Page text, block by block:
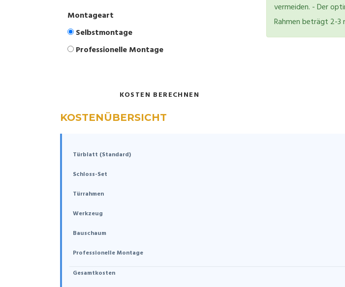
Montageart
Selbstmontage
Professionelle Montage
KOSTEN BERECHNEN
vermeiden. - Der
Rahmen beträgt 2-3
KOSTENÜBERSICHT
Türblatt (Standard)
Schloss-Set
Türrahmen
Werkzeug
Bauschaum
Professionelle Montage
Gesamtkosten